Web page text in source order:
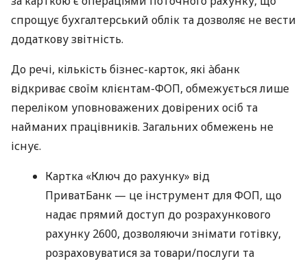
спрощує бухгалтерський облік та дозволяє не вести
додаткову звітність.
До речі, кількість бізнес-карток, які àбанк
відкриває своїм клієнтам-ФОП, обмежується лише
переліком уповноважених довірених осіб та
найманих працівників. Загальних обмежень не
існує.
Картка «Ключ до рахунку» від
ПриватБанк — це інструмент для ФОП, що
надає прямий доступ до розрахункового
рахунку 2600, дозволяючи знімати готівку,
розраховуватися за товари/послуги та